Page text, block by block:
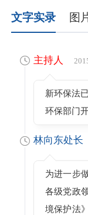
文字实录 图
主持人
新环保法
环保部门
林向东处长
为进一步
各级党政
境保护法